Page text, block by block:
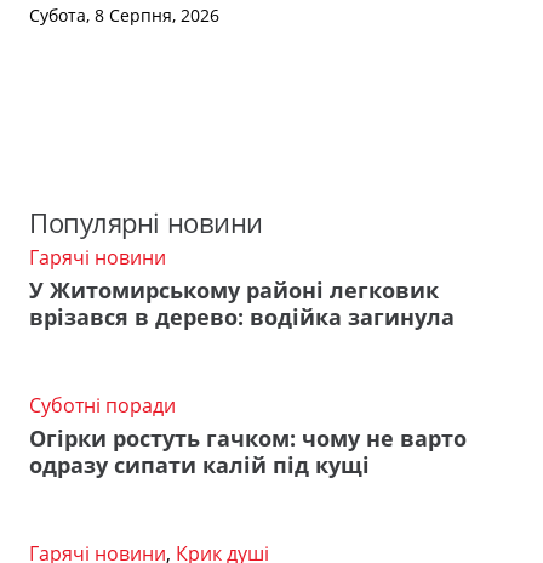
Субота, 8 Серпня, 2026
Популярні новини
Гарячі новини
У Житомирському районі легковик
врізався в дерево: водійка загинула
Суботні поради
Огірки ростуть гачком: чому не варто
одразу сипати калій під кущі
Гарячі новини, Крик душі